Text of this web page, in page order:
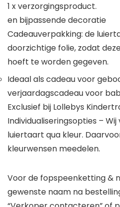
1 x verzorgingsproduct.
en bijpassende decoratie
Cadeauverpakking: de
doorzichtige folie, zodat
hoeft te worden gegeven.
Ideaal als cadeau voor
verjaardagscadeau voor
Exclusief bij Lollebys
Individualiseringsopties –
luiertaart qua kleur.
kleurwensen meedelen.
Voor de fopspeenketting &
gewenste naam na